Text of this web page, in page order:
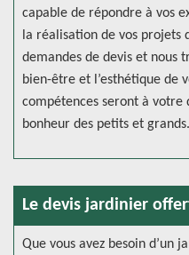
capable de répondre à vos
la réalisation de vos projets
demandes de devis et nous
bien-être et l’esthétique de
compétences seront à
bonheur des petits et grands.
Le devis jardinier
Que vous avez besoin d’un